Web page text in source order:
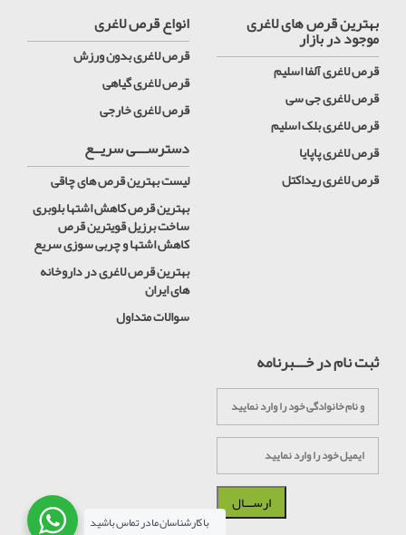
بهترین قرص های لاغری
موجود در بازار
قرص لاغری آلفا اسلیم
قرص لاغری جی سی
قرص لاغری بلک اسلیم
قرص لاغری پاپایا
قرص لاغری ریداکتل
انواع قرص لاغری
قرص لاغری بدون ورزش
قرص لاغری گیاهی
قرص لاغری خارجی
دسترســـی سریــع
لیست بهترین قرص های چاقی
بهترین قرص کاهش اشتها بلوبری
ساخت برزیل قویترین قرص
کاهش اشتها و چربی سوزی سریع
بهترین قرص لاغری در داروخانه
های ایران
سوالات متداول
ثبت نام در خـــبرنامه
با کارشناسان ما در تماس باشید